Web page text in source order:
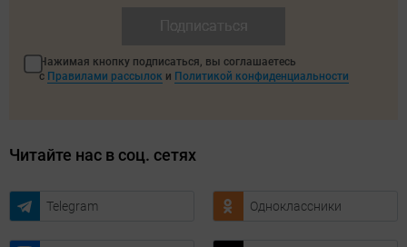
Нажимая кнопку подписаться, вы соглашаетесь
с Правилами рассылок и Политикой конфиденциальности
Читайте нас в соц. сетях
Telegram Одноклассники